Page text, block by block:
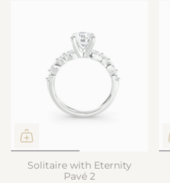
Solitaire with Eternity
Pavé 2